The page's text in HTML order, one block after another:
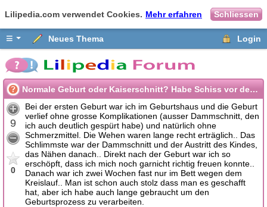
Lilipedia.com verwendet Cookies. Mehr erfahren Schliessen
≡ Neues Thema Login
Normale Geburt oder Kaiserschnitt? Habe Schiss vor der 2. Geburt
9
0
Bei der ersten Geburt war ich im Geburtshaus und die Geburt
verlief ohne grosse Komplikationen (ausser Dammschnitt, den
ich auch deutlich gespürt habe) und natürlich ohne
Schmerzmittel. Die Wehen waren lange recht erträglich.. Das
Schlimmste war der Dammschnitt und der Austritt des Kindes,
das Nähen danach.. Direkt nach der Geburt war ich so
erschöpft, dass ich mich noch garnicht richtig freuen konnte..
Danach war ich zwei Wochen fast nur im Bett wegen dem
Kreislauf.. Man ist schon auch stolz dass man es geschafft
hat, aber ich habe auch lange gebraucht um den
Geburtsprozess zu verarbeiten.